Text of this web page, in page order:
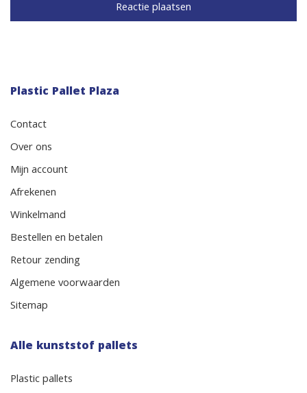
Plastic Pallet Plaza
Contact
Over ons
Mijn account
Afrekenen
Winkelmand
Bestellen en betalen
Retour zending
Algemene voorwaarden
Sitemap
Alle kunststof pallets
Plastic pallets